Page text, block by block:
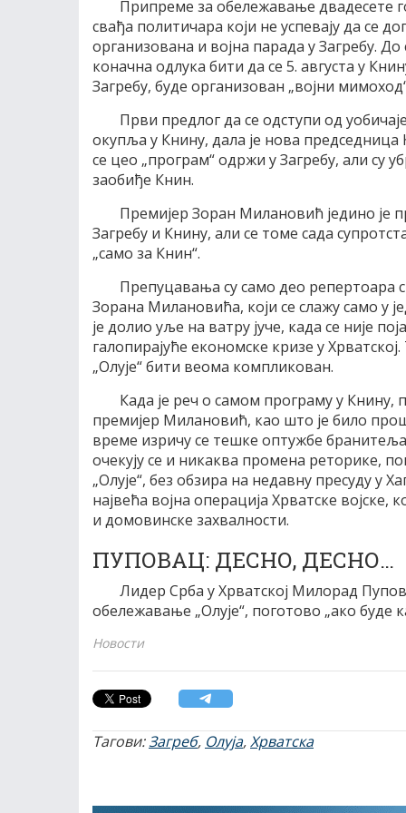
Припреме за обележавање двадесете
свађа политичара који не успевају да се
организована и војна парада у Загребу.
коначна одлука бити да се 5. августа у
Загребу, буде организован „војни
Први предлог да се одступи од
окупља у Книну, дала је нова
се цео „програм“ одржи у Загребу, али су
заобиђе Книн.
Премијер Зоран Милановић једино је
Загребу и Книну, али се томе сада
„само за Книн“.
Препуцавања су само део репертоара
Зорана Милановића, који се слажу само у
је долио уље на ватру јуче, када се није
галопирајуће економске кризе у
„Олује“ бити веома компликован.
Када је реч о самом програму у Книну,
премијер Милановић, као што је било
време изричу се тешке оптужбе
очекују се и никаква промена реторике,
„Олује“, без обзира на недавну пресуду у
највећа војна операција Хрватске
и домовинске захвалности.
ПУПОВАЦ: ДЕСНО, ДЕСНО…
Лидер Срба у Хрватској Милорад
обележавање „Олује“, поготово „ако буде
Новости
Тагови:Загреб, Олуја,Хрватска